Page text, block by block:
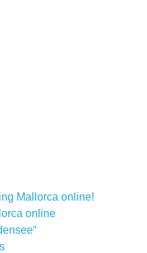
Mallorca online!
online